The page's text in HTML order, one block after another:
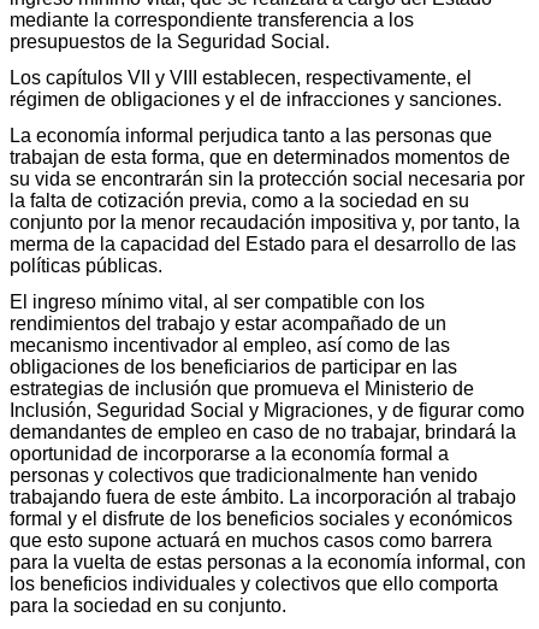
mediante la correspondiente transferencia a los
presupuestos de la Seguridad Social.
Los capítulos VII y VIII establecen, respectivamente, el
régimen de obligaciones y el de infracciones y sanciones.
La economía informal perjudica tanto a las personas que
trabajan de esta forma, que en determinados momentos de
su vida se encontrarán sin la protección social necesaria por
la falta de cotización previa, como a la sociedad en su
conjunto por la menor recaudación impositiva y, por tanto, la
merma de la capacidad del Estado para el desarrollo de las
políticas públicas.
El ingreso mínimo vital, al ser compatible con los
rendimientos del trabajo y estar acompañado de un
mecanismo incentivador al empleo, así como de las
obligaciones de los beneficiarios de participar en las
estrategias de inclusión que promueva el Ministerio de
Inclusión, Seguridad Social y Migraciones, y de figurar como
demandantes de empleo en caso de no trabajar, brindará la
oportunidad de incorporarse a la economía formal a
personas y colectivos que tradicionalmente han venido
trabajando fuera de este ámbito. La incorporación al trabajo
formal y el disfrute de los beneficios sociales y económicos
que esto supone actuará en muchos casos como barrera
para la vuelta de estas personas a la economía informal, con
los beneficios individuales y colectivos que ello comporta
para la sociedad en su conjunto.